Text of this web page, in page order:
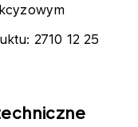
2710 12 25